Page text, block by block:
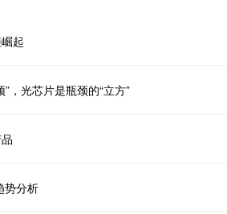
起
，光芯片是瓶颈的“立方”
势分析